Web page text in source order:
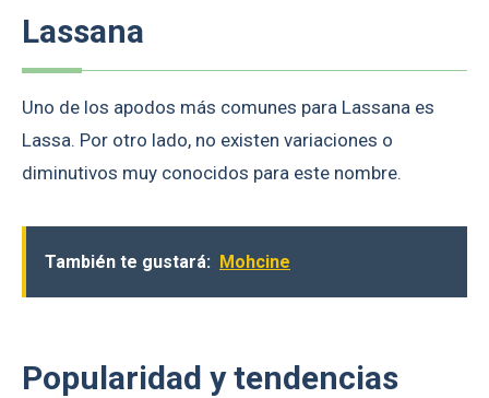
Lassana
Uno de los apodos más comunes para Lassana es
Lassa. Por otro lado, no existen variaciones o
diminutivos muy conocidos para este nombre.
También te gustará: Mohcine
Popularidad y tendencias